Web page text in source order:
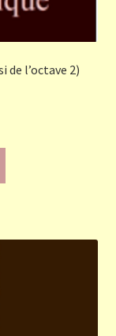
de l’octave 2)